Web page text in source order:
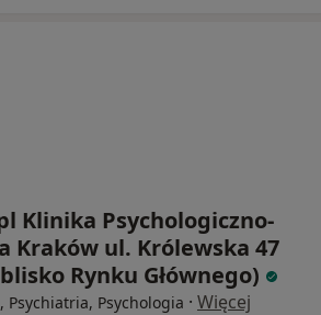
Klinika Psychologiczno-
Kraków ul. Królewska 47
Rynku Głównego)
Psychiatria, Psychologia · Więcej